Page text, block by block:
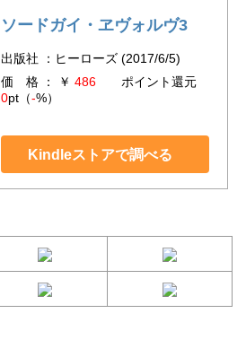
ソードガイ・ヱヴォルヴ3
出版社 ：ヒーローズ (2017/6/5)
価 格 ： ￥ 486ポイント還元
0pt（-%）
Kindleストアで調べる